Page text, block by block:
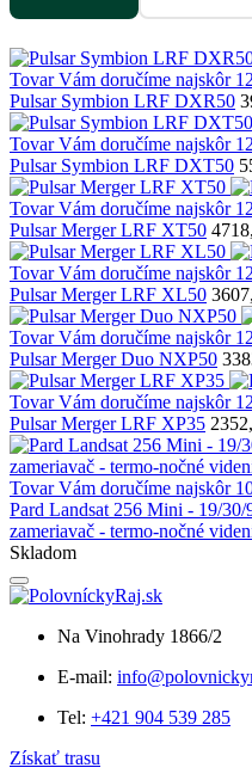
Tovar Vám doručíme najskôr
Pulsar Symbion LRF DXR50
Tovar Vám doručíme najskôr
Pulsar Symbion LRF DXT50
Tovar Vám doručíme najskôr
Pulsar Merger LRF XT50
Tovar Vám doručíme najskôr
Pulsar Merger LRF XL50
Tovar Vám doručíme najskôr
Pulsar Merger Duo NXP50
Tovar Vám doručíme najskôr
Pulsar Merger LRF XP35
Tovar Vám doručíme najskôr
Pard Landsat 256 Mini - 19/
zameriavač - termo-nočné
Skladom
Na Vinohrady 1866/2
E-mail:
Tel: +421 904 539 285
Získať trasu